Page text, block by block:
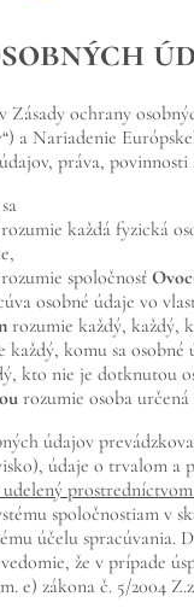
Zásady ochrany
a Nariadenie
práva,
sa
rozumie každá fyzická
rozumie spoločnosť
osobné údaje vo
rozumie každý, každý,
každý, komu sa
kto nie je dotknutou
rozumie osoba
údajov
údaje o trvalom a
spoločnostiam v
účelu
že v prípade
e) zákona č. 5/2004